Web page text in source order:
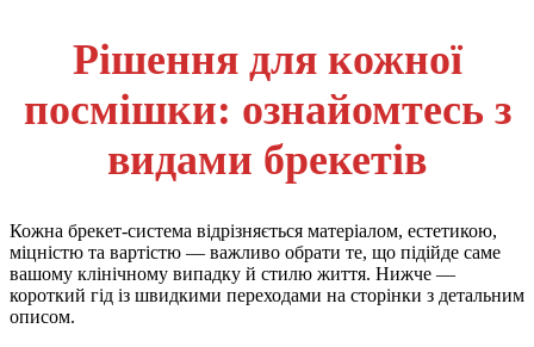
Рішення для кожної
посмішки: ознайомтесь з
видами брекетів
Кожна брекет-система відрізняється матеріалом, естетикою,
міцністю та вартістю — важливо обрати те, що підійде саме
вашому клінічному випадку й стилю життя. Нижче —
короткий гід із швидкими переходами на сторінки з детальним
описом.